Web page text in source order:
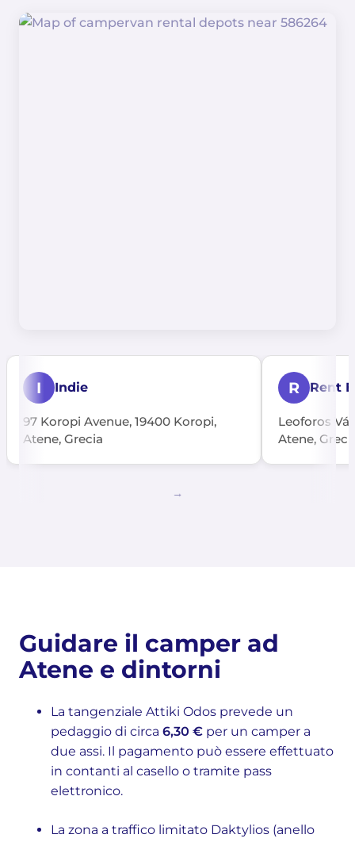
I Indie
97 Koropi Avenue, 19400 Koropi,
Atene, Grecia
R Rent
Leoforos
Atene,
Guidare il camper ad
Atene e dintorni
La tangenziale Attiki Odos prevede un
pedaggio di circa 6,30 € per un camper a
due assi. Il pagamento può essere effettuato
in contanti al casello o tramite pass
elettronico.
La zona a traffico limitato Daktylios (anello